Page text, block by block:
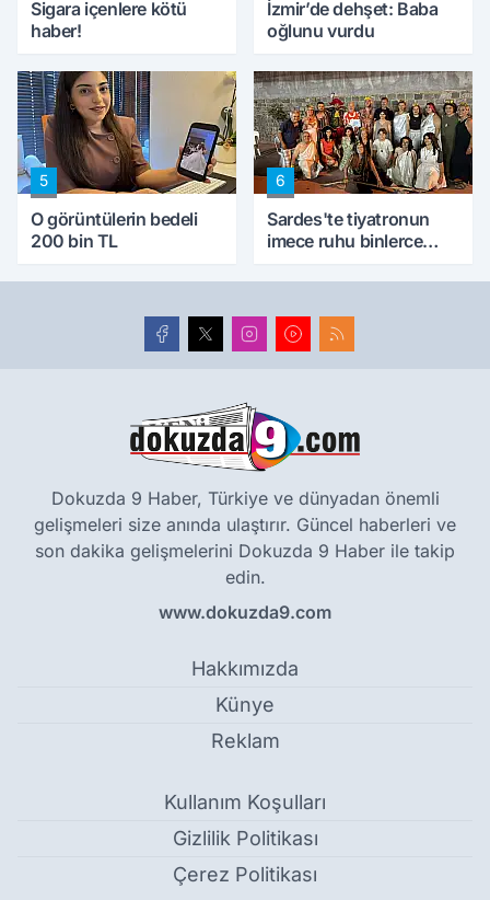
Sigara içenlere kötü
haber!
İzmir’de dehşet: Baba
oğlunu vurdu
5
O görüntülerin bedeli
200 bin TL
6
Sardes'te tiyatronun
imece ruhu binlerce
Dokuzda 9 Haber, Türkiye ve dünyadan önemli
gelişmeleri size anında ulaştırır. Güncel haberleri ve
son dakika gelişmelerini Dokuzda 9 Haber ile takip
edin.
www.dokuzda9.com
Hakkımızda
Künye
Reklam
Kullanım Koşulları
Gizlilik Politikası
Çerez Politikası